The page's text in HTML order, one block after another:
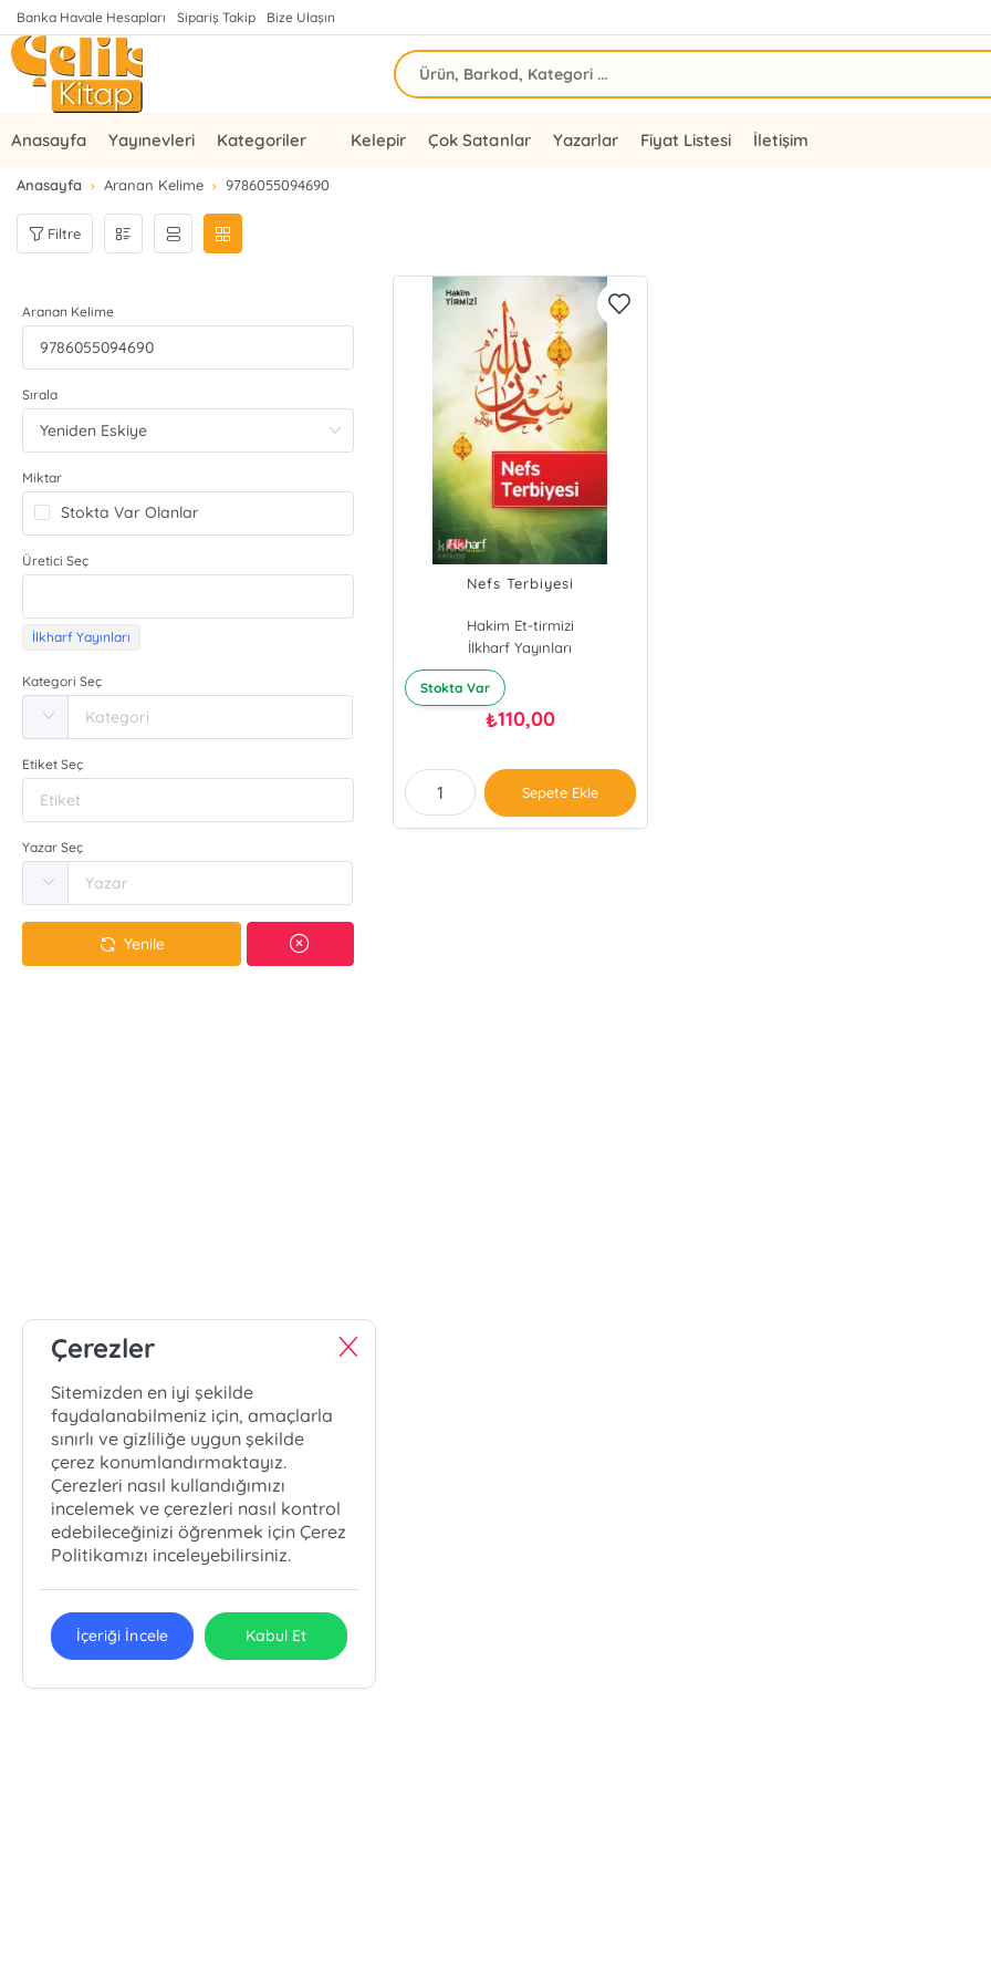
Banka Havale Hesapları Sipariş Takip Bize Ulaşın
Anasayfa Yayınevleri Kategoriler Kelepir Çok Satanlar Yazarlar Fiyat Listesi İletişim
Anasayfa Aranan Kelime 9786055094690
Filtre
Aranan Kelime
Sırala
Miktar
Stokta Var Olanlar
Üretici Seç
İlkharf Yayınları
Kategori Seç
Etiket Seç
Yazar Seç
Yenile
Nefs Terbiyesi
Hakim Et-tirmizi
İlkharf Yayınları
Stokta Var
₺110,00
Sepete Ekle
Çerezler
Sitemizden en iyi şekilde
faydalanabilmeniz için, amaçlarla
sınırlı ve gizliliğe uygun şekilde
çerez konumlandırmaktayız.
Çerezleri nasıl kullandığımızı
incelemek ve çerezleri nasıl kontrol
edebileceğinizi öğrenmek için Çerez
Politikamızı inceleyebilirsiniz.
İçeriği İncele Kabul Et